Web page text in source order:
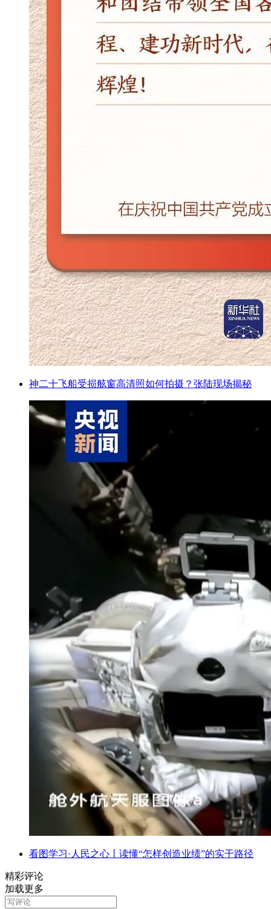
神二十飞船受损舷窗高清照如何拍摄？张陆现场揭秘
看图学习·人民之心丨读懂“怎样创造业绩”的实干路径
精彩评论
加载更多